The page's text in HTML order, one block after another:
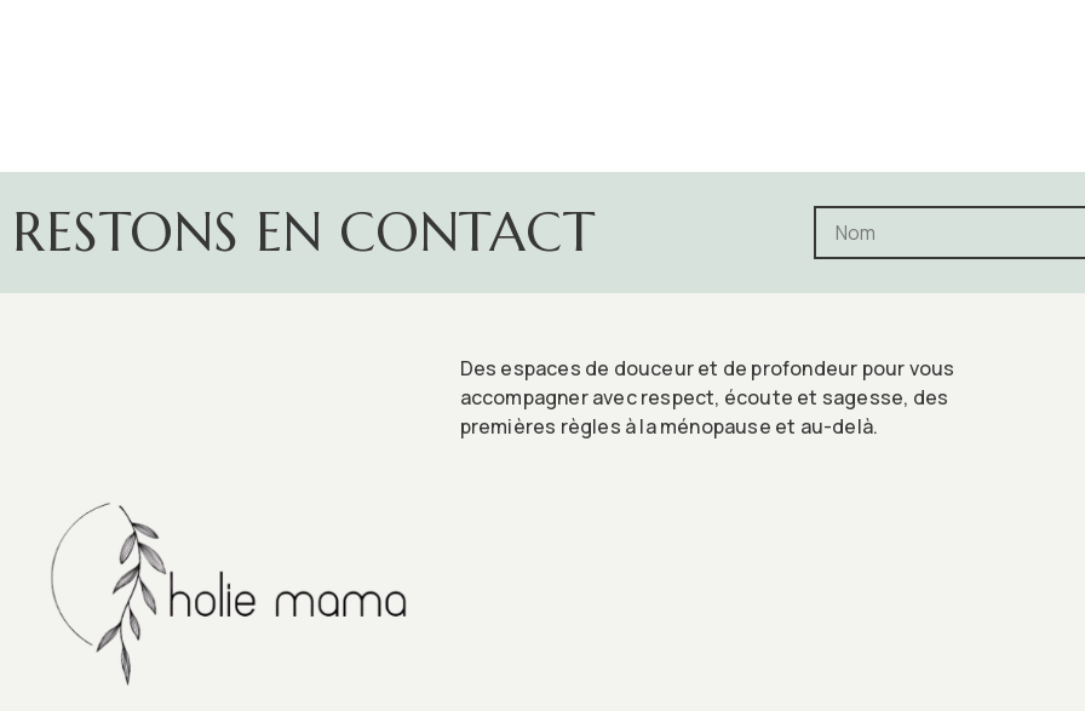
RESTONS EN CONTACT
Des espaces de douceur et de profondeur pour vous
accompagner avec respect, écoute et sagesse, des
premières règles à la ménopause et au-delà.